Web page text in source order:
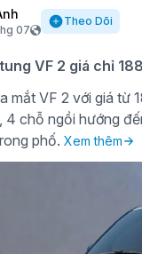
07
Theo Dõi
VF 2 giá chỉ
mắt VF 2 với giá từ
4 chỗ ngồi hướng
phố. Xem thêm